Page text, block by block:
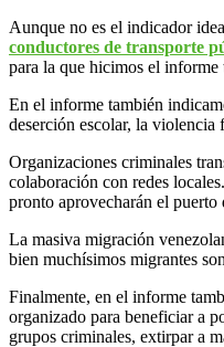
Aunque no es el indicador
conductores de transporte
para la que hicimos el informe
En el informe también
deserción escolar, la violencia
Organizaciones criminales
colaboración con redes
pronto aprovecharán el
La masiva migración
bien muchísimos migrantes
Finalmente, en el informe
organizado para beneficiar a
grupos criminales, extirpar a